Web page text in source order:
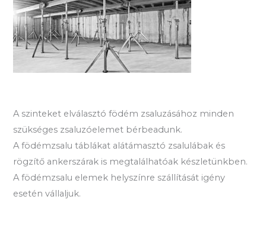
A szinteket elválasztó födém zsaluzásához minden
szükséges zsaluzóelemet bérbeadunk.
A födémzsalu táblákat alátámasztó zsalulábak és
rögzítő ankerszárak is megtalálhatóak készletünkben.
A födémzsalu elemek helyszínre szállítását igény
esetén vállaljuk.